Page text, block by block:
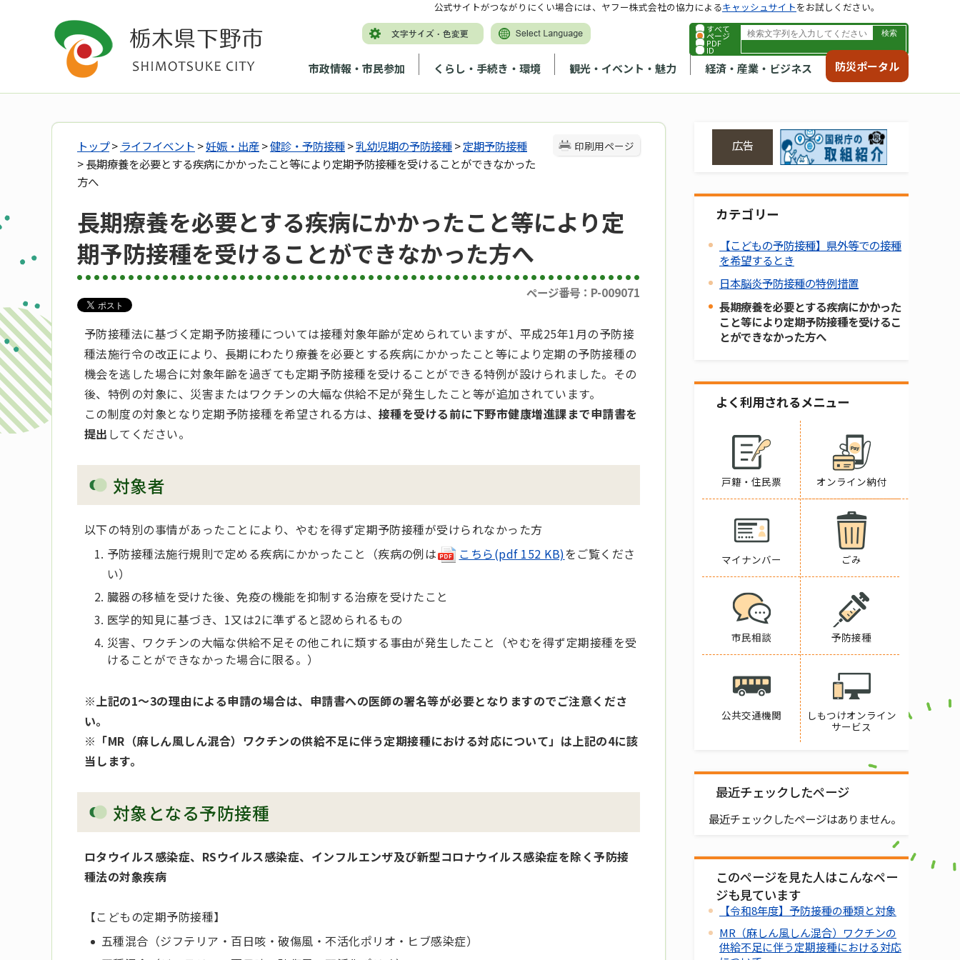
すべて
ページ
PDF
ID
市政情報・市民参加 くらし・手続き・環境 観光・イベント・魅力 経済・産業・ビジネス 防災ポータル
公式サイトがつながりにくい場合には、ヤフー株式会社の協力によるキャッシュサイトをお試しください。
印刷用ページ
トップ> ライフイベント >妊娠・出産>健診・予防接種>乳幼児期の予防接種>定期予防接種
> 長期療養を必要とする疾病にかかったこと等により定期予防接種を受けることができなかった
方へ
長期療養を必要とする疾病にかかったこと等により定
期予防接種を受けることができなかった方へ
ページ番号：P-009071
予防接種法に基づく定期予防接種については接種対象年齢が定められていますが、平成25年1月の予防接
種法施行令の改正により、長期にわたり療養を必要とする疾病にかかったこと等により定期の予防接種の
機会を逃した場合に対象年齢を過ぎても定期予防接種を受けることができる特例が設けられました。その
後、特例の対象に、災害またはワクチンの大幅な供給不足が発生したこと等が追加されています。
この制度の対象となり定期予防接種を希望される方は、接種を受ける前に下野市健康増進課まで申請書を
提出 してください。
対象者
以下の特別の事情があったことにより、やむを得ず定期予防接種が受けられなかった方
予防接種法施行規則で定める疾病にかかったこと（疾病の例は
こちら(pdf 152 KB)をご覧くださ
い）
臓器の移植を受けた後、免疫の機能を抑制する治療を受けたこと
医学的知見に基づき、1又は2に準ずると認められるもの
災害、ワクチンの大幅な供給不足その他これに類する事由が発生したこと（やむを得ず定期接種を受
けることができなかった場合に限る。）
※上記の1～3の理由による申請の場合は、申請書への医師の署名等が必要となりますのでご注意くださ
い。
※「MR（麻しん風しん混合）ワクチンの供給不足に伴う定期接種における対応について」は上記の4に該
当します。
対象となる予防接種
ロタウイルス感染症、RSウイルス感染症、インフルエンザ及び新型コロナウイルス感染症を除く予防接
種法の対象疾病
【こどもの定期予防接種】
五種混合（ジフテリア・百日咳・破傷風・不活化ポリオ・ヒブ感染症）
広告
カテゴリー
【こどもの予防接種】県外等での接種
を希望するとき
日本脳炎予防接種の特例措置
長期療養を必要とする疾病にかかった
こと等により定期予防接種を受けるこ
とができなかった方へ
よく利用されるメニュー
戸籍・住民票 オンライン納付
マイナンバー ごみ
市民相談 予防接種
公共交通機関
しもつけオンライン
サービス
最近チェックしたページ
最近チェックしたページはありません。
このページを見た人はこんなペー
ジも見ています
【令和8年度】予防接種の種類と対象
MR（麻しん風しん混合）ワクチンの
供給不足に伴う定期接種における対応